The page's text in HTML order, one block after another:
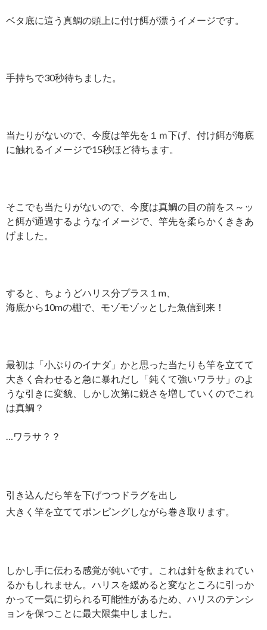
ベタ底に這う真鯛の頭上に付け餌が漂うイメージです。
手持ちで30秒待ちました。
当たりがないので、今度は竿先を１ｍ下げ、付け餌が海底
に触れるイメージで15秒ほど待ちます。
そこでも当たりがないので、今度は真鯛の目の前をス～ッ
と餌が通過するようなイメージで、竿先を柔らかくききあ
げました。
すると、ちょうどハリス分プラス１m、
海底から10mの棚で、モゾモゾッとした魚信到来！
最初は「小ぶりのイナダ」かと思った当たりも竿を立てて
大きく合わせると急に暴れだし「鈍くて強いワラサ」のよ
うな引きに変貌、しかし次第に鋭さを増していくのでこれ
は真鯛？
…ワラサ？？
引き込んだら竿を下げつつドラグを出し
大きく竿を立ててポンピングしながら巻き取ります。
しかし手に伝わる感覚が鈍いです。これは針を飲まれてい
るかもしれません。ハリスを緩めると変なところに引っか
かって一気に切られる可能性があるため、ハリスのテンシ
ョンを保つことに最大限集中しました。